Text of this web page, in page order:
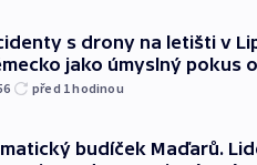
s drony na letišti v
jako úmyslný pokus
před 1hodinou
budíček Maďarů.